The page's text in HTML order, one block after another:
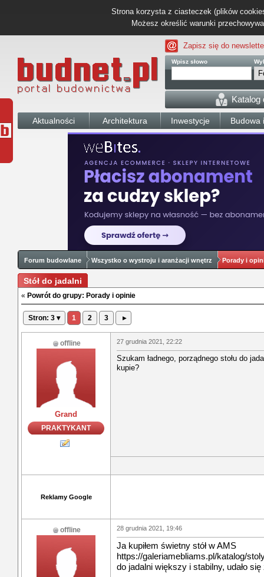
Strona korzysta z ciasteczek (plików
Możesz określić warunki
Zapisz się do
Wpisz słowo
Katalog
Aktualności Architektura Inwestycje Budowa
Forum budowlane Wszystko o wystroju i aranżacji wnętrz Porady i
Stół do jadalni
« Powrót do grupy: Porady i opinie
Stron: 3 ▾ 1 2 3 ▸
offline
Grand
PRAKTYKANT
27 grudnia 2021, 22:22
Szukam ładnego, porządnego stołu do
kupie?
Reklamy Google
offline 28 grudnia 2021, 19:46
Ja kupiłem świetny stół w AMS
https://galeriamebliams.pl/katalog/
do jadalni większy i stabilny, udało